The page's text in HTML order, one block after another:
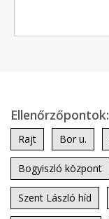
Ellenőrzőpontok:
Rajt Bor u.
Bogyiszló központ
Szent László híd